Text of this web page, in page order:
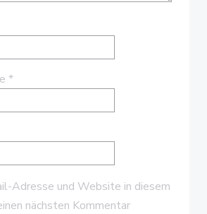
*
Adresse und Website in diesem
nächsten Kommentar